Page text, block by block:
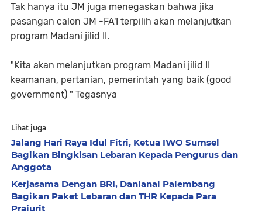
Tak hanya itu JM juga menegaskan bahwa jika
pasangan calon JM -FA'I terpilih akan melanjutkan
program Madani jilid II.
"Kita akan melanjutkan program Madani jilid II
keamanan, pertanian, pemerintah yang baik (good
government) " Tegasnya
Lihat juga
Jalang Hari Raya Idul Fitri, Ketua IWO Sumsel
Bagikan Bingkisan Lebaran Kepada Pengurus dan
Anggota
Kerjasama Dengan BRI, Danlanal Palembang
Bagikan Paket Lebaran dan THR Kepada Para
Prajurit